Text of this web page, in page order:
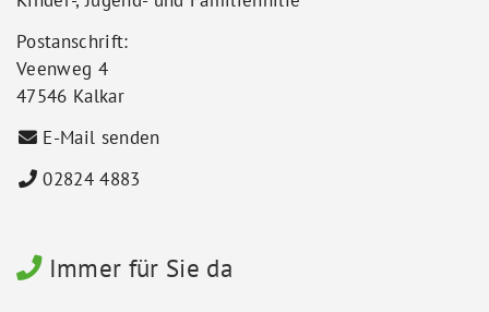
Postanschrift:
Veenweg 4
47546 Kalkar
E-Mail senden
02824 4883
Immer für Sie da